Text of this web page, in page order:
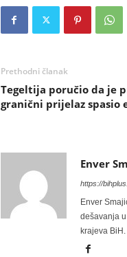
Prethodni članak
Tegeltija poručio da je
granični prijelaz spasio
Enver
https://
Enver
dešavanja
krajeva BiH.